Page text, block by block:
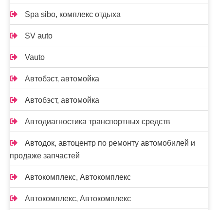
Spa sibo, комплекс отдыха
SV auto
Vauto
Автобэст, автомойка
Автобэст, автомойка
Автодиагностика транспортных средств
Автодок, автоцентр по ремонту автомобилей и
продаже запчастей
Автокомплекс, Автокомплекс
Автокомплекс, Автокомплекс